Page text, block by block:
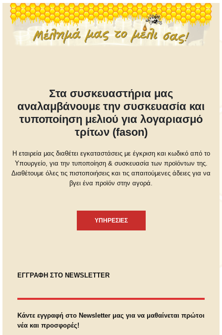
Στα συσκευαστήρια μας
αναλαμβάνουμε την συσκευασία και
τυποποίηση μελιού για λογαριασμό
τρίτων (fason)
Η εταιρεία μας διαθέτει εγκαταστάσεις με έγκριση και κωδικό από το
Υπουργείο, για την τυποποίηση & συσκευασία των προϊόντων της.
Διαθέτουμε όλες τις πιστοποιήσεις και τις απαιτούμενες άδειες για να
βγει ένα προϊόν στην αγορά.
ΥΠΗΡΕΣΙΕΣ
ΕΓΓΡΑΦΗ ΣΤΟ NEWSLETTER
Κάντε εγγραφή στο Newsletter μας για να μαθαίνεται πρώτοι
νέα και προσφορές!